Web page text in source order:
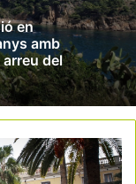
en
amb
del